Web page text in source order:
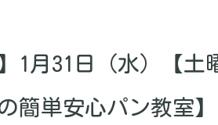
月31日（水）【土
簡単安心パン教室